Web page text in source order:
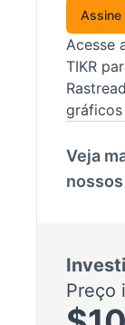
Assine
Acesse
TIKR
gráficos
Veja
Preço